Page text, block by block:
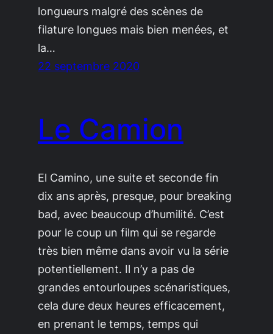
longueurs malgré des scènes de
filature longues mais bien menées, et
la…
22 septembre 2020
Le Camion
El Camino, une suite et seconde fin
dix ans après, presque, pour breaking
bad, avec beaucoup d’humilité. C’est
pour le coup un film qui se regarde
très bien même dans avoir vu la série
potentiellement. Il n’y a pas de
grandes entourloupes scénaristiques,
cela dure deux heures efficacement,
en prenant le temps, temps qui